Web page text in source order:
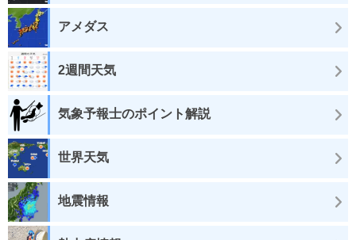
アメダス
2週間天気
気象予報士のポイント解説
世界天気
地震情報